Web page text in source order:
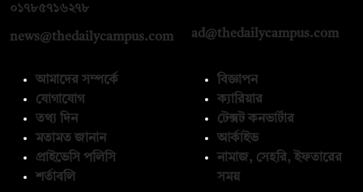
০১৭৮৫৭১৬২৭৮
news@thedailycampus.com ad@thedailycampus.com
আমাদের সম্পর্কে
যোগাযোগ
তথ্য দিন
মতামত জানান
প্রাইভেসি পলিসি
শর্তাবলি
বিজ্ঞাপন
ক্যারিয়ার
টেক্সট কনভার্টার
আর্কাইভ
নামাজ, সেহরি, ইফতারের
সময়